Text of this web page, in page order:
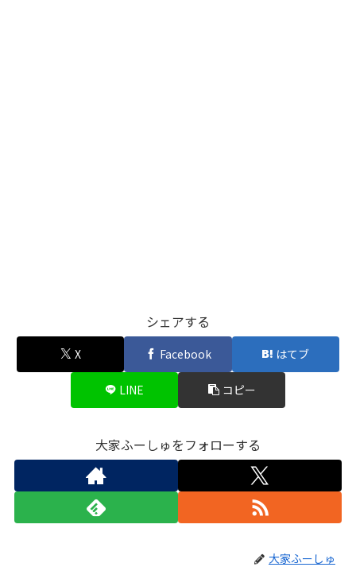
シェアする
X Facebook はてブ
LINE コピー
大家ふーしゅをフォローする
大家ふーしゅ